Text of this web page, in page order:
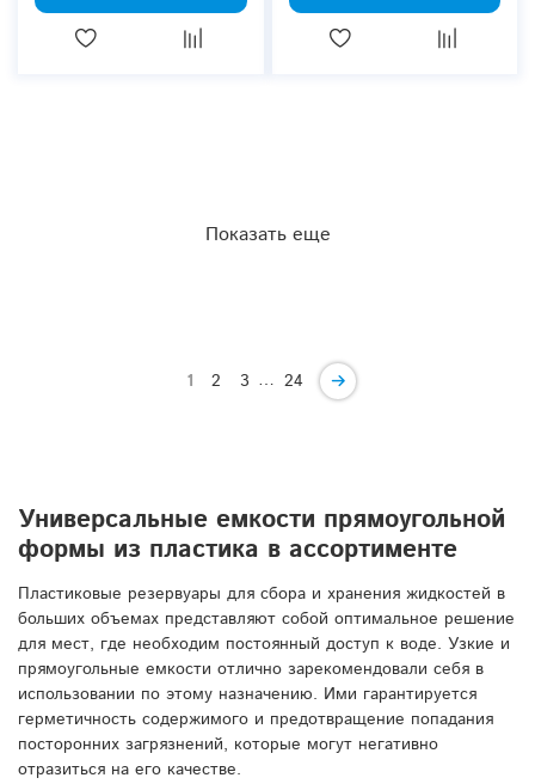
Показать еще
1 2 3 … 24
Универсальные емкости прямоугольной
формы из пластика в ассортименте
Пластиковые резервуары для сбора и хранения жидкостей в
больших объемах представляют собой оптимальное решение
для мест, где необходим постоянный доступ к воде. Узкие и
прямоугольные емкости отлично зарекомендовали себя в
использовании по этому назначению. Ими гарантируется
герметичность содержимого и предотвращение попадания
посторонних загрязнений, которые могут негативно
отразиться на его качестве.